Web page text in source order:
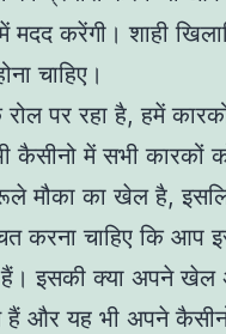
मदद करेंगी। शाही
चाहिए।
रोल पर रहा है, हमें
कैसीनो में सभी कारकों
मौका का खेल है,
करना चाहिए कि आप
हैं। इसकी क्या अपने खेल
हैं और यह भी अपने